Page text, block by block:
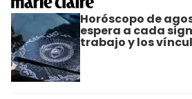
Horóscopo de
espera a cada
trabajo y los